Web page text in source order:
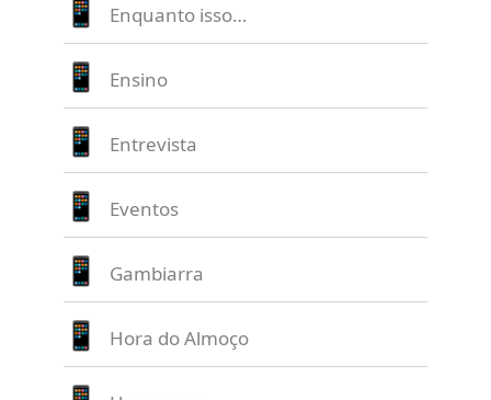
Enquanto isso…
Ensino
Entrevista
Eventos
Gambiarra
Hora do Almoço